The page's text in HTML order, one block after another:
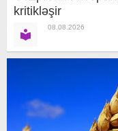
kritikləşir
08.08.2026